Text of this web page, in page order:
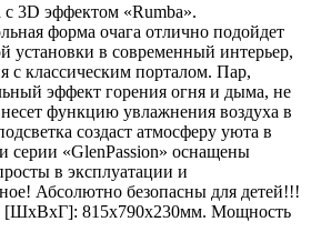
с 3D эффектом «Rumba».
форма очага отлично подойдет
установки в современный интерьер,
с классическим порталом. Пар,
эффект горения огня и дыма, не
функцию увлажнения воздуха в
создаст атмосферу уюта в
серии «GlenPassion» оснащены
в эксплуатации и
Абсолютно безопасны для детей!!!
[ШxВxГ]: 815х790х230мм. Мощность